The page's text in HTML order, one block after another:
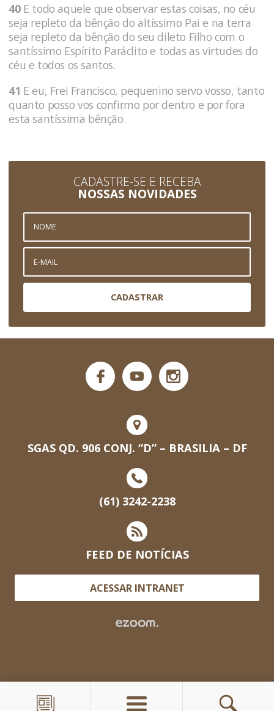
40E todo aquele que observar estas coisas, no céu
seja repleto da bênção do altíssimo Pai e na terra
seja repleto da bênção do seu dileto Filho com o
santíssimo Espírito Paráclito e todas as virtudes do
céu e todos os santos.
41 E eu, Frei Francisco, pequenino servo vosso, tanto
quanto posso vos confirmo por dentro e por fora
esta santíssima bênção.
CADASTRE-SE E RECEBA
NOSSAS NOVIDADES
CADASTRAR
SGAS QD. 906 CONJ. “D” – BRASILIA – DF
(61) 3242-2238
FEED DE NOTÍCIAS
ACESSAR INTRANET